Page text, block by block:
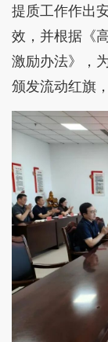
提质工作作出
效，并根据《
激励办法》，
颁发流动红旗